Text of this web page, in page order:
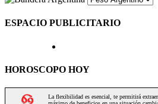
ESPACIO PUBLICITARIO
HOROSCOPO HOY